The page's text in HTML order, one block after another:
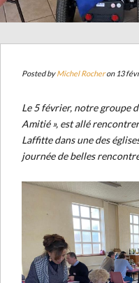
Posted byMichel Rocheron 13
Le 5 février, notre groupe
Amitié », est allé
Laffitte dans une des
journée de belles